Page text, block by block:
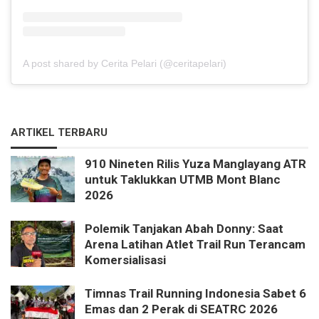
A post shared by Cerita Pelari (@ceritapelari)
ARTIKEL TERBARU
910 Nineten Rilis Yuza Manglayang ATR
untuk Taklukkan UTMB Mont Blanc
2026
Polemik Tanjakan Abah Donny: Saat
Arena Latihan Atlet Trail Run Terancam
Komersialisasi
Timnas Trail Running Indonesia Sabet 6
Emas dan 2 Perak di SEATRC 2026